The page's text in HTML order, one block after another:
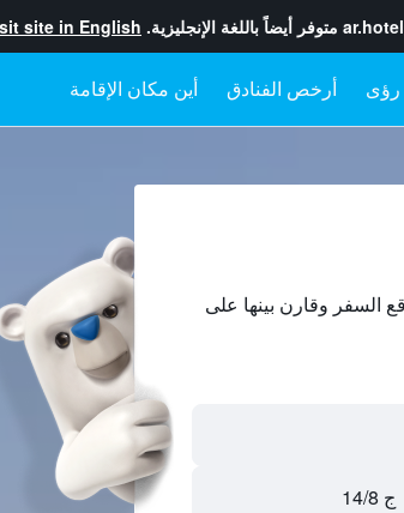
متوفر أيضاً باللغة الإنجليزية. site in English
رؤى أرخص الفنادق أين مكان الإقامة
السفر وقارن بينها على
ج 14/8